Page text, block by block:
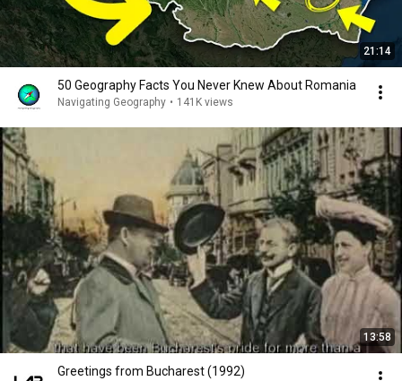
21:14
50 Geography Facts You Never Knew About Romania
Navigating Geography • 141K views
13:58
Greetings from Bucharest (1992)